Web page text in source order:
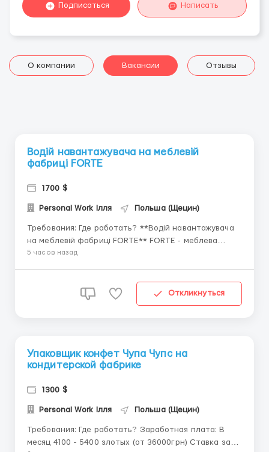
Подписаться Написать
О компании Вакансии Отзывы
Водій навантажувача на меблевій
фабриці FORTE
1700 $
Personal Work Ілля Польша (Щецин)
Требования: Где работать? **Водій навантажувача
на меблевій фабриці FORTE** FORTE - меблева
фабрика. 🗂 **ВИМОГИ** ◈ чоловіки; ◈ вік до 50
UDT. 💳 **ЗАРОБІТНА ПЛАТА** ...
5 часов назад
Откликнуться
Упаковщик конфет Чупа Чупс на
кондитерской фабрике
1300 $
Personal Work Ілля Польша (Щецин)
Требования: Где работать? Заработная плата: В
месяц 4100 - 5400 злотых (от 36000грн) Ставка за